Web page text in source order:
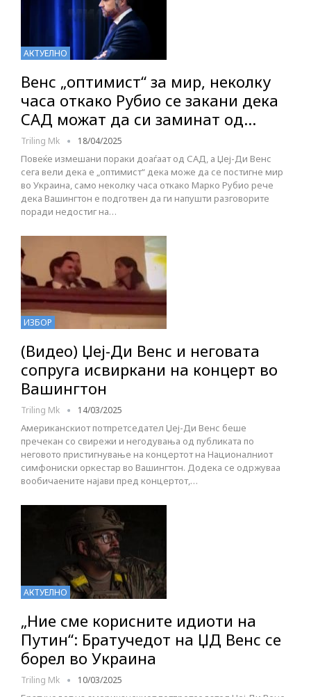
АКТУЕЛНО
Венс „оптимист“ за мир, неколку
часа откако Рубио се закани дека
САД можат да си заминат од…
Triling Mk 18/04/2025
Повеќе измешани пораки доаѓаат од САД, а Џеј-Ди Венс
сега вели дека е „оптимист“ дека може да се постигне мир
во Украина, само неколку часа откако Марко Рубио рече
дека Вашингтон е подготвен да ги напушти разговорите
поради недостиг на…
ИЗБОР
(Видео) Џеј-Ди Венс и неговата
сопруга исвиркани на концерт во
Вашингтон
Triling Mk 14/03/2025
Американскиот потпретседател Џеј-Ди Венс беше
пречекан со свирежи и негодувања од публиката по
неговото пристигнување на концертот на Националниот
симфониски оркестар во Вашингтон. Додека се одржуваа
вообичаените најави пред концертот,…
АКТУЕЛНО
„Ние сме корисните идиоти на
Путин“: Братучедот на ЏД Венс се
борел во Украина
Triling Mk 10/03/2025